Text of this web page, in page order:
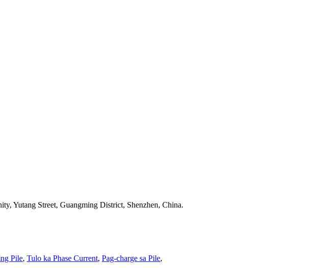
Yutang Street, Guangming District, Shenzhen, China.
Pile, Tulo ka Phase Current, Pag-charge sa Pile,